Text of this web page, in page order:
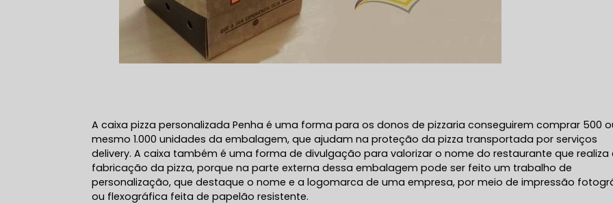
A caixa pizza personalizada Penha é uma forma para os donos de pizzaria conseguirem comprar 500
mesmo 1.000 unidades da embalagem, que ajudam na proteção da pizza transportada por serviços
delivery. A caixa também é uma forma de divulgação para valorizar o nome do restaurante que realiza
fabricação da pizza, porque na parte externa dessa embalagem pode ser feito um trabalho de
personalização, que destaque o nome e a logomarca de uma empresa, por meio de impressão
ou flexográfica feita de papelão resistente.